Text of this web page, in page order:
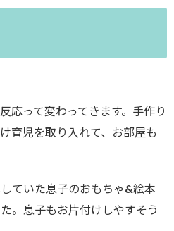
応って変わってきます。手作り
育児を取り入れて、お部屋も
ていた息子のおもちゃ&絵本
。息子もお片付けしやすそう